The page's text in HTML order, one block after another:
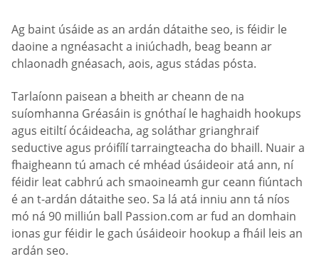
Ag baint úsáide as an ardán dátaithe seo, is féidir le
daoine a ngnéasacht a iniúchadh, beag beann ar
chlaonadh gnéasach, aois, agus stádas pósta.
Tarlaíonn paisean a bheith ar cheann de na
suíomhanna Gréasáin is gnóthaí le haghaidh hookups
agus eitiltí ócáideacha, ag soláthar grianghraif
seductive agus próifílí tarraingteacha do bhaill. Nuair a
fhaigheann tú amach cé mhéad úsáideoir atá ann, ní
féidir leat cabhrú ach smaoineamh gur ceann fiúntach
é an t-ardán dátaithe seo. Sa lá atá inniu ann tá níos
mó ná 90 milliún ball Passion.com ar fud an domhain
ionas gur féidir le gach úsáideoir hookup a fháil leis an
ardán seo.